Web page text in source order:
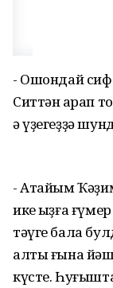
- Ошондай
Ситтән ҡарап
ә үҙегеҙҙә
- Атайым
ике ҡыҙға
тәүге бала
алты ғына
күсте.